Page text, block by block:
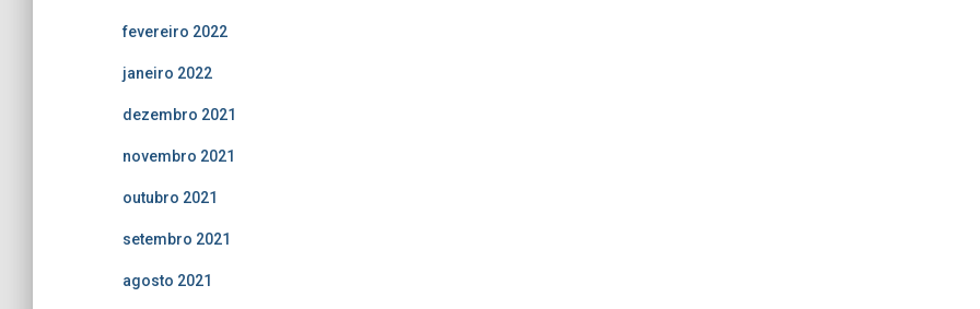
fevereiro 2022
janeiro 2022
dezembro 2021
novembro 2021
outubro 2021
setembro 2021
agosto 2021